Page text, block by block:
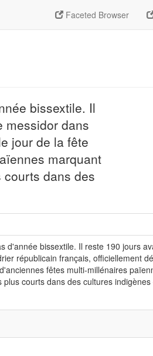
Faceted Browser
bissextile. Il
messidor dans
jour de la fête
marquant
dans des
d'année bissextile. Il reste 190 jours
républicain français, officiellement
fêtes multi-millénaires
courts dans des cultures indigènes